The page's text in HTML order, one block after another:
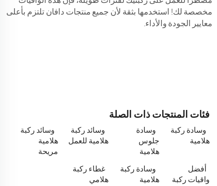
مخصصة لك! استخدمها بثقة لأن جميع منتجات دافان تلتزم بأعلى
معايير الجودة والأداء.
فئات المنتجات ذات الصلة
وسادة ركبة
هلامية
وسادة
جلوس
هلامية
وسائد ركبة
هلامية للعمل
وسائد ركبة
هلامية
مريحة
أفضل
واقيات ركبة
وسادة ركبة
هلامية
غطاء ركبة
هلامي